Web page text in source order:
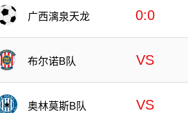
广西漓泉天龙 0:0
布尔诺B队 VS
奥林莫斯B队 VS